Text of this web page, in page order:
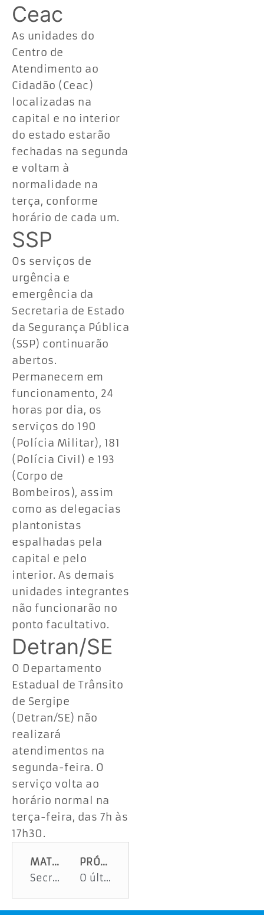
Ceac
As unidades do
Centro de
Atendimento ao
Cidadão (Ceac)
localizadas na
capital e no interior
do estado estarão
fechadas na segunda
e voltam à
normalidade na
terça, conforme
horário de cada um.
SSP
Os serviços de
urgência e
emergência da
Secretaria de Estado
da Segurança Pública
(SSP) continuarão
abertos.
Permanecem em
funcionamento, 24
horas por dia, os
serviços do 190
(Polícia Militar), 181
(Polícia Civil) e 193
(Corpo de
Bombeiros), assim
como as delegacias
plantonistas
espalhadas pela
capital e pelo
interior. As demais
unidades integrantes
não funcionarão no
ponto facultativo.
Detran/SE
O Departamento
Estadual de Trânsito
de Sergipe
(Detran/SE) não
realizará
atendimentos na
segunda-feira. O
serviço volta ao
horário normal na
terça-feira, das 7h às
17h30.
MATÉRIA ANTERIOR
Secretaria de Assistência Social promove inclusão e garante o direito de brincar a cerca de 500 crianças
PRÓXIMA MATÉRIA
O último vôo